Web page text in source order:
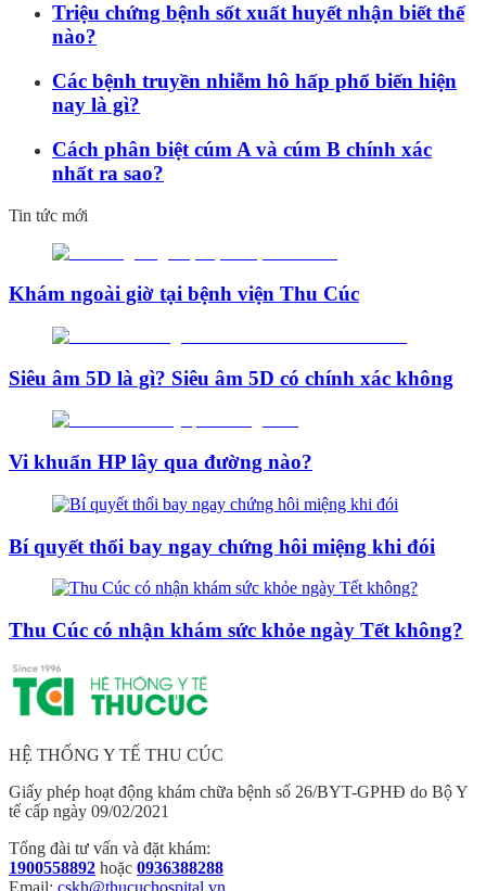
Triệu chứng bệnh sốt xuất huyết nhận biết thế
nào?
Các bệnh truyền nhiễm hô hấp phổ biến hiện
nay là gì?
Cách phân biệt cúm A và cúm B chính xác
nhất ra sao?
Tin tức mới
Khám ngoài giờ tại bệnh viện Thu Cúc
Siêu âm 5D là gì? Siêu âm 5D có chính xác không
Vi khuẩn HP lây qua đường nào?
Bí quyết thổi bay ngay chứng hôi miệng khi đói
Thu Cúc có nhận khám sức khỏe ngày Tết không?
HỆ THỐNG Y TẾ THU CÚC
Giấy phép hoạt động khám chữa bệnh số 26/BYT-GPHĐ do Bộ Y
tế cấp ngày 09/02/2021
Tổng đài tư vấn và đặt khám:
1900558892 hoặc 0936388288
Email: cskh@thucuchospital.vn